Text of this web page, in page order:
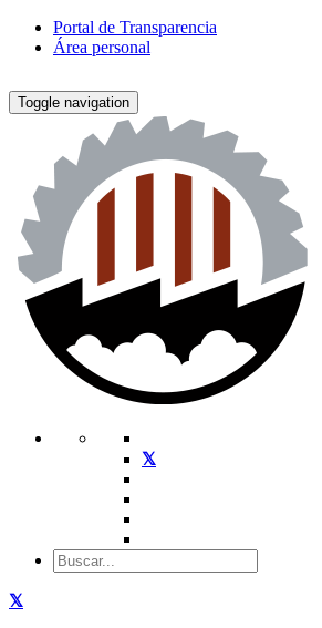
Portal de Transparencia
Área personal
Toggle navigation